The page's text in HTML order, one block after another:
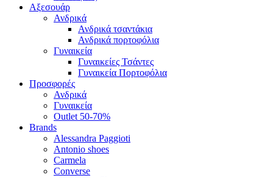
Αξεσουάρ
Ανδρικά
Ανδρικά τσαντάκια
Ανδρικά πορτοφόλια
Γυναικεία
Γυναικείες Τσάντες
Γυναικεία Πορτοφόλια
Προσφορές
Ανδρικά
Γυναικεία
Outlet 50-70%
Brands
Alessandra Paggioti
Antonio shoes
Carmela
Converse